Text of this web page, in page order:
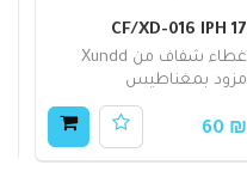
CF/XD-016 IPH 17
غطاء شفاف من Xundd
مزود بمغناطيس
₪ 60